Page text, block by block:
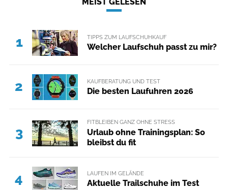
1 TIPPS ZUM LAUFSCHUHKAUF
Welcher Laufschuh passt zu mir?
2 KAUFBERATUNG UND TEST
Die besten Laufuhren 2026
3
FITBLEIBEN GANZ OHNE STRESS
Urlaub ohne Trainingsplan: So
bleibst du fit
4 LAUFEN IM GELÄNDE
Aktuelle Trailschuhe im Test